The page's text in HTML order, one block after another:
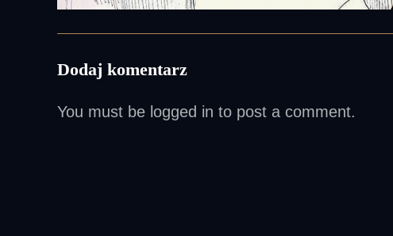
Dodaj komentarz
You must be logged in to post a comment.